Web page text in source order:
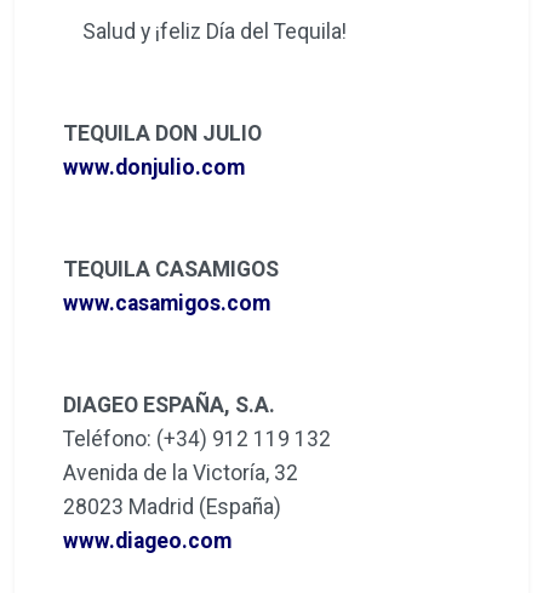
Salud y ¡feliz Día del Tequila!
TEQUILA DON JULIO
www.donjulio.com
TEQUILA CASAMIGOS
www.casamigos.com
DIAGEO ESPAÑA, S.A.
Teléfono: (+34) 912 119 132
Avenida de la Victoría, 32
28023 Madrid (España)
www.diageo.com